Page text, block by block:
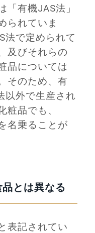
「有機JAS法」
られていま
法で定められて
及びそれらの
品については
そのため、有
以外で生産され
粧品でも、
名乗ることが
とは異なる
表記されてい